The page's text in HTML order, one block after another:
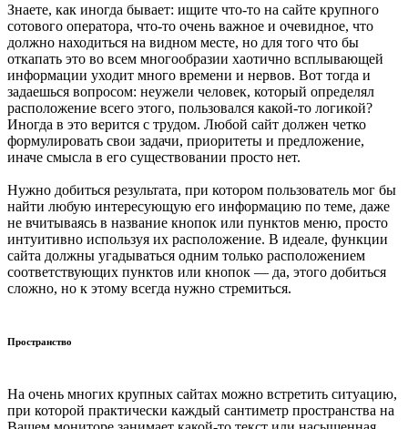
Знаете, как иногда бывает: ищите что-то на сайте крупного
сотового оператора, что-то очень важное и очевидное, что
должно находиться на видном месте, но для того что бы
откапать это во всем многообразии хаотично всплывающей
информации уходит много времени и нервов. Вот тогда и
задаешься вопросом: неужели человек, который определял
расположение всего этого, пользовался какой-то логикой?
Иногда в это верится с трудом. Любой сайт должен четко
формулировать свои задачи, приоритеты и предложение,
иначе смысла в его существовании просто нет.
Нужно добиться результата, при котором пользователь мог бы
найти любую интересующую его информацию по теме, даже
не вчитываясь в название кнопок или пунктов меню, просто
интуитивно используя их расположение. В идеале, функции
сайта должны угадываться одним только расположением
соответствующих пунктов или кнопок — да, этого добиться
сложно, но к этому всегда нужно стремиться.
Пространство
На очень многих крупных сайтах можно встретить ситуацию,
при которой практически каждый сантиметр пространства на